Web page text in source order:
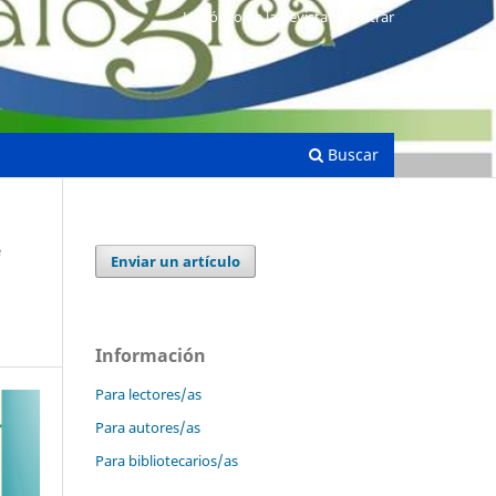
Buscar
Histórico de la Revista Entrar
Enviar un artículo
Información
Para lectores/as
Para autores/as
Para bibliotecarios/as